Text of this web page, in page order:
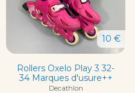
10 €
Rollers Oxelo Play 3 32-
34 Marques d'usure++
Decathlon